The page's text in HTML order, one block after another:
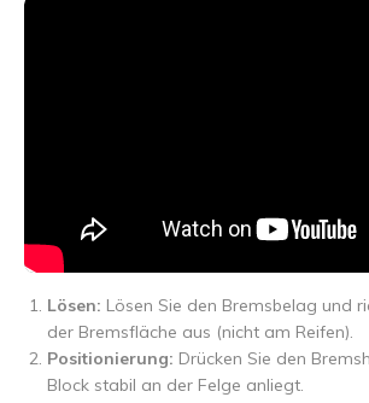
Lösen: Lösen Sie den Bremsbelag und
der Bremsfläche aus (nicht am Reifen).
Positionierung: Drücken Sie den
Block stabil an der Felge anliegt.